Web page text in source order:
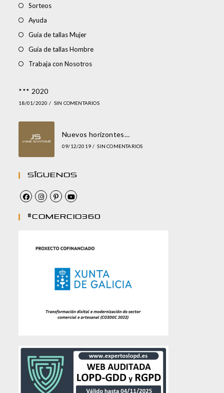
Sorteos
Ayuda
Guía de tallas Mujer
Guía de tallas Hombre
Trabaja con Nosotros
*** 2020
18/01/2020 / SIN COMENTARIOS
Nuevos horizontes…
09/12/2019 / SIN COMENTARIOS
Síguenos
#comercio360